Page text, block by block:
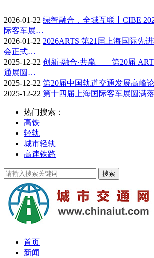
2026-01-22 绿智融合，全域互联丨CIBE
际客车展…
2026-01-22 2026ARTS 第21届上海国际先
会正式…
2025-12-22 创新·融合·共赢——第20届
通展圆…
2025-12-22 第20届中国轨道交通发展高峰
2025-12-22 第十四届上海国际客车展圆满落
热门搜索：
高铁
轻轨
城市轻轨
高速铁路
首页
新闻